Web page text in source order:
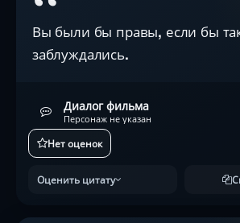
Вы были бы правы, если бы
заблуждались.
Диалог фильма
Персонаж не указан
Нет оценок
Оценить цитату